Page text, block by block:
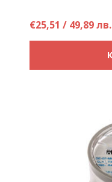
€25,51 / 49,89 лв.